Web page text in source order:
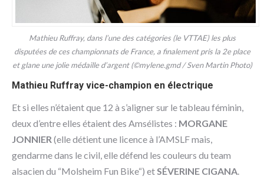
Mathieu Ruffray, dans l’une des catégories (le VTTAE) les plus
disputées de ces championnats de France, a finalement pris la 2e place
et glane une jolie médaille d’argent (©mylene.gmd / Sven Martin Photo)
Mathieu Ruffray vice-champion en électrique
Et si elles n’étaient que 12 à s’aligner sur le tableau féminin,
deux d’entre elles étaient des Amsélistes : MORGANE
JONNIER (elle détient une licence à l’AMSLF mais,
gendarme dans le civil, elle défend les couleurs du team
alsacien du “Molsheim Fun Bike“) etSÉVERINE CIGANA.